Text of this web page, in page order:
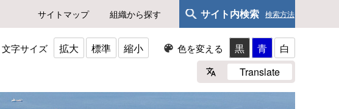
サイトマップ 組織から探す サイト内検索 検索方法
文字サイズ 拡大 標準 縮小 色を変える 黒 青
白
Translate